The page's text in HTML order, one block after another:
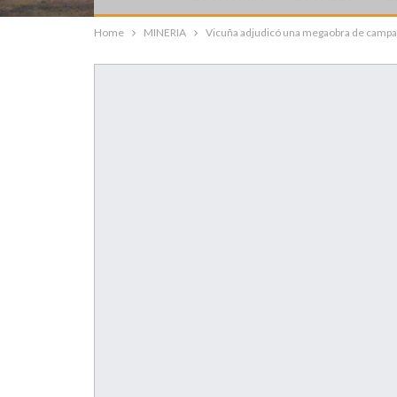
Home MINERIA Vicuña adjudicó una megaobra de